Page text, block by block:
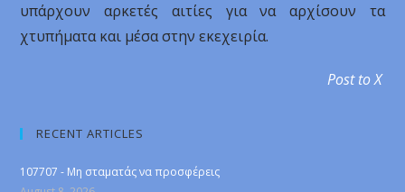
υπάρχουν αρκετές αιτίες για να αρχίσουν τα
χτυπήματα και μέσα στην εκεχειρία.
Post to X
RECENT ARTICLES
107707 - Μη σταματάς να προσφέρεις